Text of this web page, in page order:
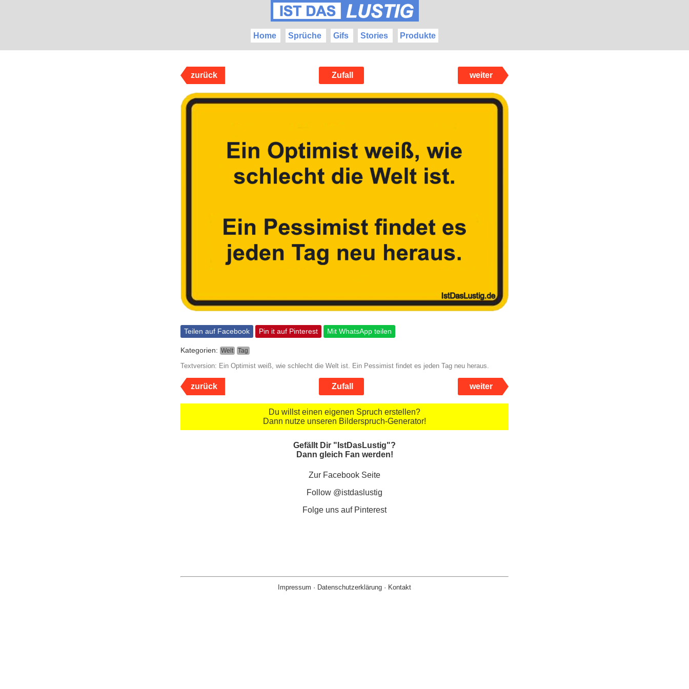
Home Sprüche Gifs Stories Produkte
zurück Zufall weiter
Teilen auf Facebook Pin it auf Pinterest Mit WhatsApp teilen
Kategorien: Welt Tag
Textversion: Ein Optimist weiß, wie schlecht die Welt ist. Ein Pessimist findet es jeden Tag neu heraus.
zurück Zufall weiter
Du willst einen eigenen Spruch erstellen?
Dann nutze unseren Bilderspruch-Generator!
Gefällt Dir "IstDasLustig"?
Dann gleich Fan werden!
Zur Facebook Seite
Follow @istdaslustig
Folge uns auf Pinterest
Impressum · Datenschutzerklärung · Kontakt